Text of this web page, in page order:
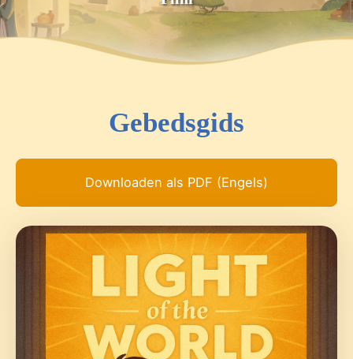
Gebedsgids
Downloaden als PDF (Engels)